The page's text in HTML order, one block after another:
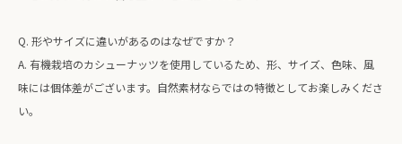
Q. 形やサイズに違いがあるのはなぜですか？
A. 有機栽培のカシューナッツを使用しているため、形、サイズ、色味、風
味には個体差がございます。自然素材ならではの特徴としてお楽しみくださ
い。